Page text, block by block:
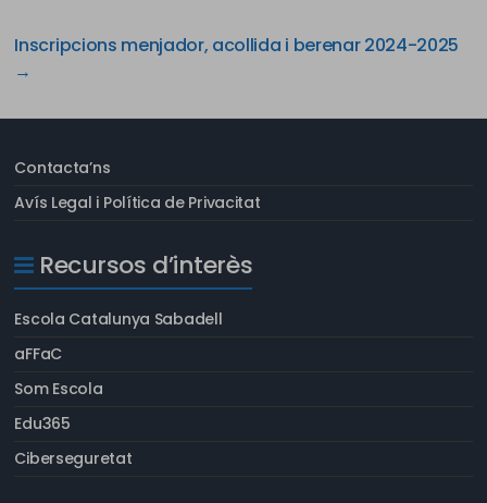
Inscripcions menjador, acollida i berenar 2024-2025
→
Contacta’ns
Avís Legal i Política de Privacitat
Recursos d’interès
Escola Catalunya Sabadell
aFFaC
Som Escola
Edu365
Ciberseguretat